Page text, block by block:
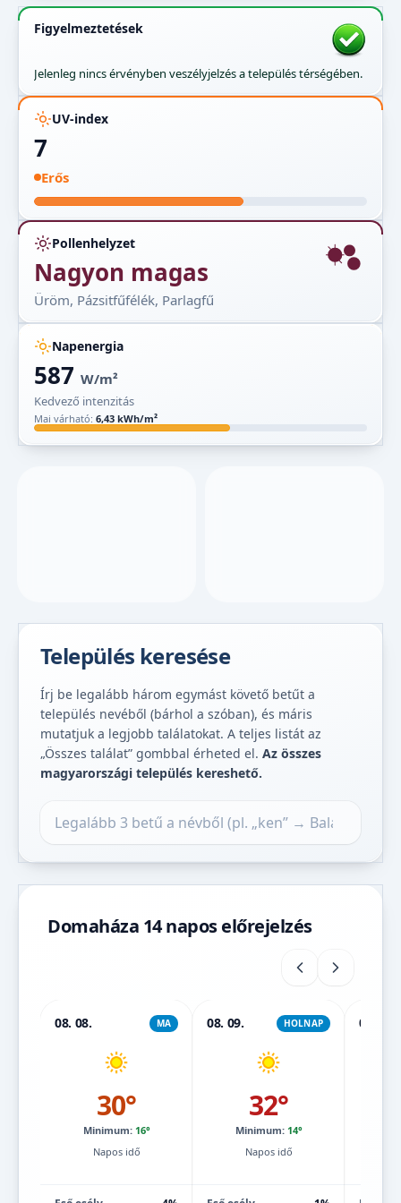
Figyelmeztetések
Jelenleg nincs érvényben veszélyjelzés a település térségében.
UV-index
7
Erős
Pollenhelyzet
Nagyon magas
Üröm, Pázsitfűfélék, Parlagfű
Napenergia
587 W/m²
Kedvező intenzitás
Mai várható: 6,43 kWh/m²
Település keresése
Írj be legalább három egymást követő betűt a
település nevéből (bárhol a szóban), és máris
mutatjuk a legjobb találatokat. A teljes listát az
„Összes találat” gombbal érheted el. Az összes
magyarországi település kereshető.
Domaháza 14 napos előrejelzés
08. 08. MA
30°
Minimum: 16°
Napos idő
08. 09. HOLNAP
32°
Minimum: 14°
Napos idő
08. 10.